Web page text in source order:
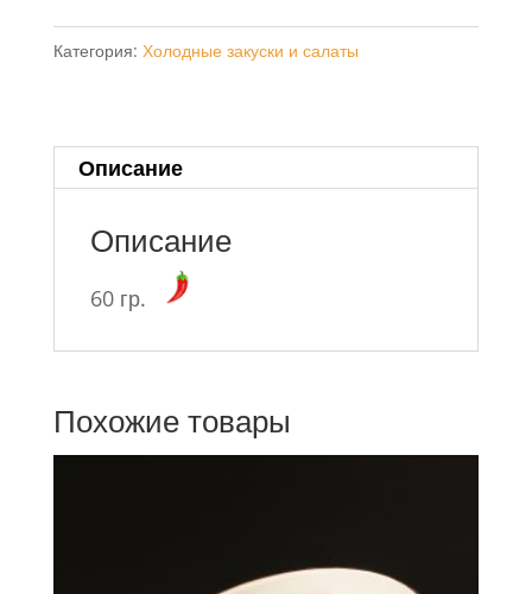
голова
в
辣
Категория: Холодные закуски и салаты
Описание
Описание
60 гр.
Похожие товары